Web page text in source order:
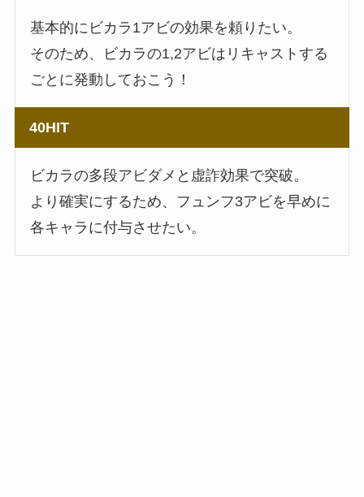
基本的にビカラ1アビの効果を頼りたい。
そのため、ビカラの1,2アビはリキャストする
ごとに発動しておこう！
40HIT
ビカラの多段アビダメと虚詐効果で突破。
より確実にするため、フュンフ3アビを早めに
各キャラに付与させたい。